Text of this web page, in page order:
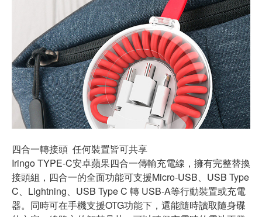
四合一轉接頭 任何裝置皆可共享
Iringo TYPE-C安卓蘋果四合一傳輸充電線，擁有完整替換
接頭組，四合一的全面功能可支援Micro-USB、USB Type
C、Lightning、USB Type C 轉 USB-A等行動裝置或充電
器。同時可在手機支援OTG功能下，還能隨時讀取隨身碟